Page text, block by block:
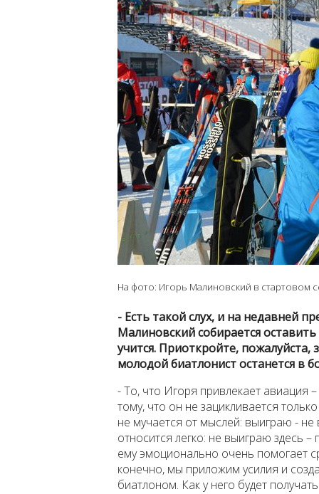
На фото: Игорь Малиновский в стартовом
- Есть такой слух, и на недавней
Малиновский собирается
учится. Приоткройте, пожалуйста,
молодой биатлонист останется в
- То, что Игоря привлекает авиация
тому, что он не зацикливается
не мучается от мыслей: выиграю -
относится легко: не выиграю здесь
ему эмоционально очень помогает
конечно, мы приложим усилия и
биатлоном. Как у него будет